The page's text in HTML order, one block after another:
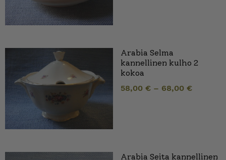
Arabia Selma
kannellinen kulho 2
kokoa
58,00 € – 68,00 €
Arabia Seita kannellinen